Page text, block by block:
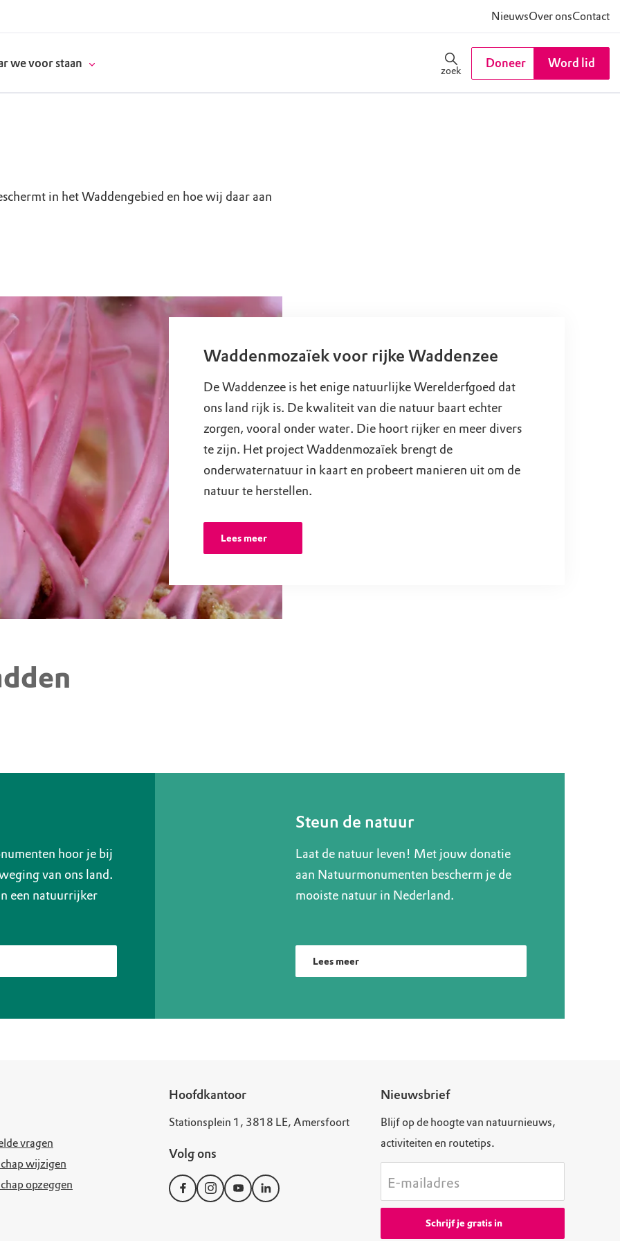
NieuwsOver onsContact
we voor staan
zoek
Doneer Word lid
in het Waddengebied en hoe wij daar aan
Waddenmozaïek voor rijke Waddenzee
De Waddenzee is het enige natuurlijke Werelderfgoed dat
ons land rijk is. De kwaliteit van die natuur baart echter
zorgen, vooral onder water. Die hoort rijker en meer divers
te zijn. Het project Waddenmozaïek brengt de
onderwaternatuur in kaart en probeert manieren uit om de
natuur te herstellen.
Lees meer
hoor je bij
van ons land.
een natuurrijker
Steun de natuur
Laat de natuur leven! Met jouw donatie
aan Natuurmonumenten bescherm je de
mooiste natuur in Nederland.
Lees meer
vragen
wijzigen
opzeggen
Hoofdkantoor
Stationsplein 1, 3818 LE, Amersfoort
Volg ons
Nieuwsbrief
Blijf op de hoogte van natuurnieuws,
activiteiten en routetips.
E-mailadres
Schrijf je gratis in